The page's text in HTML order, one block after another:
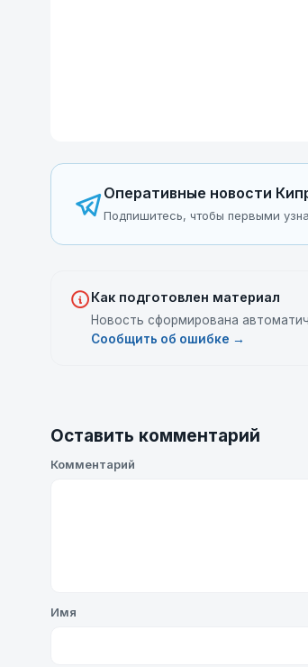
Оперативные новости
Подпишитесь, чтобы первыми
Как подготовлен материал
Новость сформирована
Сообщить об ошибке →
Оставить комментарий
Комментарий
Имя